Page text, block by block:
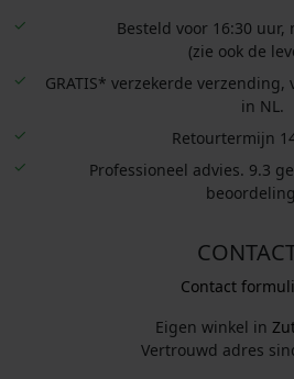
Besteld voor 16:30
(zie ook de
GRATIS* verzekerde
in NL.
Retourtermijn
Professioneel advies. 9.3
Contact
Eigen winkel in
Vertrouwd adres